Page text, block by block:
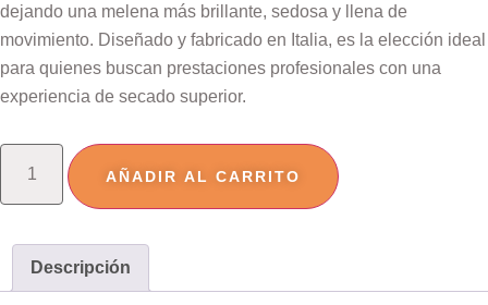
dejando una melena más brillante, sedosa y llena de
movimiento. Diseñado y fabricado en Italia, es la elección ideal
para quienes buscan prestaciones profesionales con una
experiencia de secado superior.
AÑADIR AL CARRITO
Descripción